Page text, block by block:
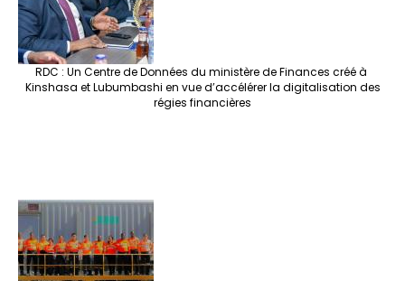
RDC : Un Centre de Données du ministère de Finances créé à
Kinshasa et Lubumbashi en vue d’accélérer la digitalisation des
régies financières